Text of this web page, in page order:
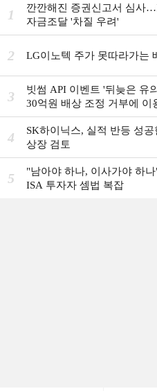
1
깐깐해진 증권신고서 심사
자금조달 '차질 우려'
2 LG이노텍 주가 못따라가는
3
빗썸 API 이벤트 '뒤늦은 유
30억원 배상 조정 거부에 이
4
SK하이닉스, 실적 반등 성
상장 검토
5
"남아야 하나, 이사가야 하
ISA 투자자 셈법 복잡